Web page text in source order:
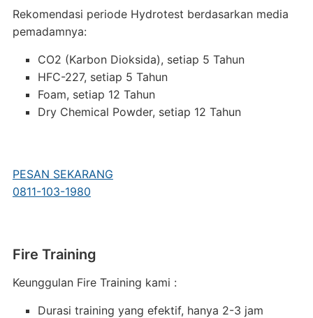
Rekomendasi periode Hydrotest berdasarkan media
pemadamnya:
CO2 (Karbon Dioksida), setiap 5 Tahun
HFC-227, setiap 5 Tahun
Foam, setiap 12 Tahun
Dry Chemical Powder, setiap 12 Tahun
PESAN SEKARANG
0811-103-1980
Fire Training
Keunggulan Fire Training kami :
Durasi training yang efektif, hanya 2-3 jam